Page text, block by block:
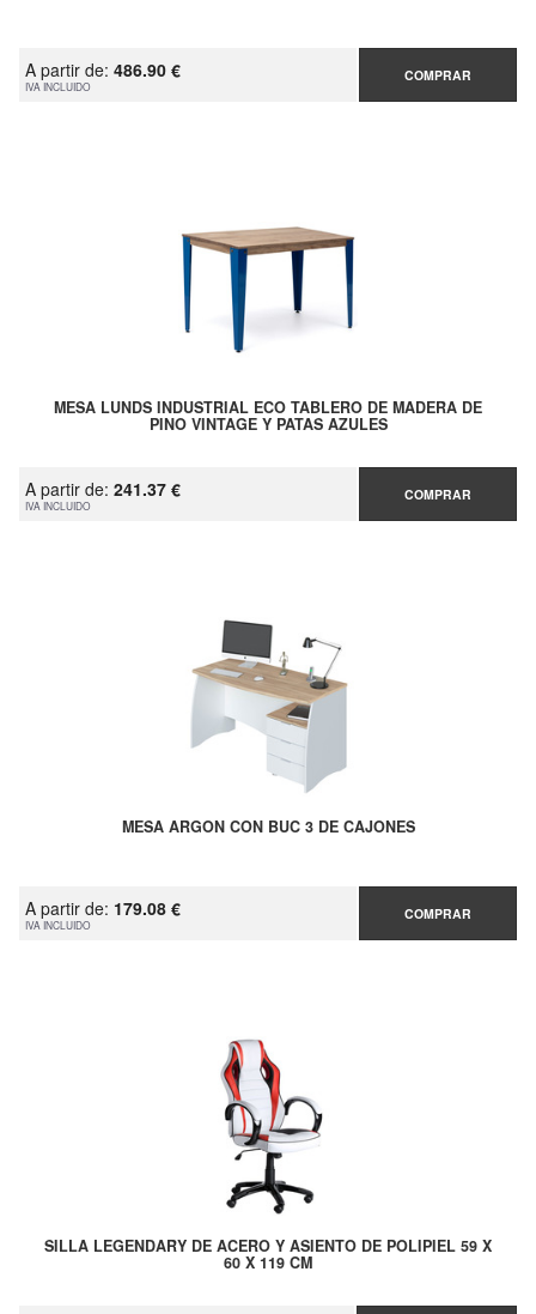
A partir de: 486.90 €
IVA INCLUIDO
COMPRAR
MESA LUNDS INDUSTRIAL ECO TABLERO DE MADERA DE
PINO VINTAGE Y PATAS AZULES
A partir de: 241.37 €
IVA INCLUIDO
COMPRAR
MESA ARGON CON BUC 3 DE CAJONES
A partir de: 179.08 €
IVA INCLUIDO
COMPRAR
SILLA LEGENDARY DE ACERO Y ASIENTO DE POLIPIEL 59 X
60 X 119 CM